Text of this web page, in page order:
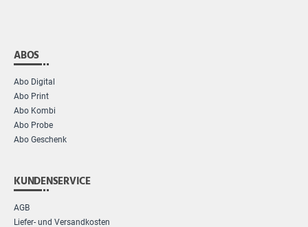
ABOS
Abo Digital
Abo Print
Abo Kombi
Abo Probe
Abo Geschenk
KUNDENSERVICE
AGB
Liefer- und Versandkosten